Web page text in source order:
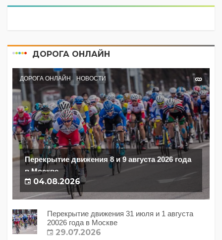
ДОРОГА ОНЛАЙН
ДОРОГА ОНЛАЙН НОВОСТИ
Перекрытие движения 8 и 9 августа 2026 года
в Москве
04.08.2026
Перекрытие движения 31 июля и 1 августа
20026 года в Москве
29.07.2026